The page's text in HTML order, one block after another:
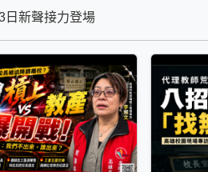
新聲接力登場